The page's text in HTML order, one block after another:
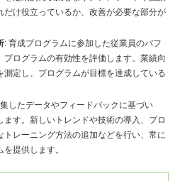
だけ役立っているか、改善が必要な部分が
: 育成プログラムに参加した従業員のパフ
プログラムの有効性を評価します。業績向
測定し、プログラムが目標を達成している
したデータやフィードバックに基づい
す。新しいトレンドや技術の導入、プロ
トレーニング方法の追加などを行い、常に
提供します。